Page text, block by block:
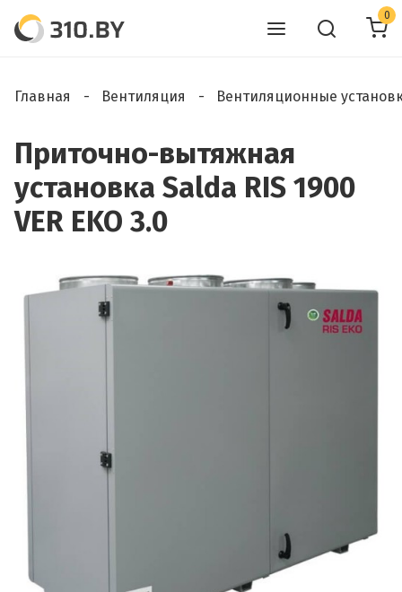
0
Главная Вентиляция Вентиляционные
Приточно-вытяжная
установка Salda RIS 1900
VER EKO 3.0